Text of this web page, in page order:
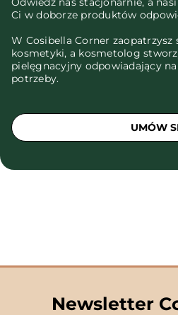
Ci w doborze produktów
W Cosibella Corner
kosmetyki, a kosmetolog
pielęgnacyjny odpowiadający
potrzeby.
UMÓW
Newsletter